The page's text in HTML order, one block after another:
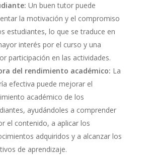
Un buen tutor puede
la motivación y el compromiso
estudiantes, lo que se traduce en
interés por el curso y una
participación en las actividades.
del rendimiento académico: La
efectiva puede mejorar el
académico de los
ayudándoles a comprender
el contenido, a aplicar los
adquiridos y a alcanzar los
de aprendizaje.